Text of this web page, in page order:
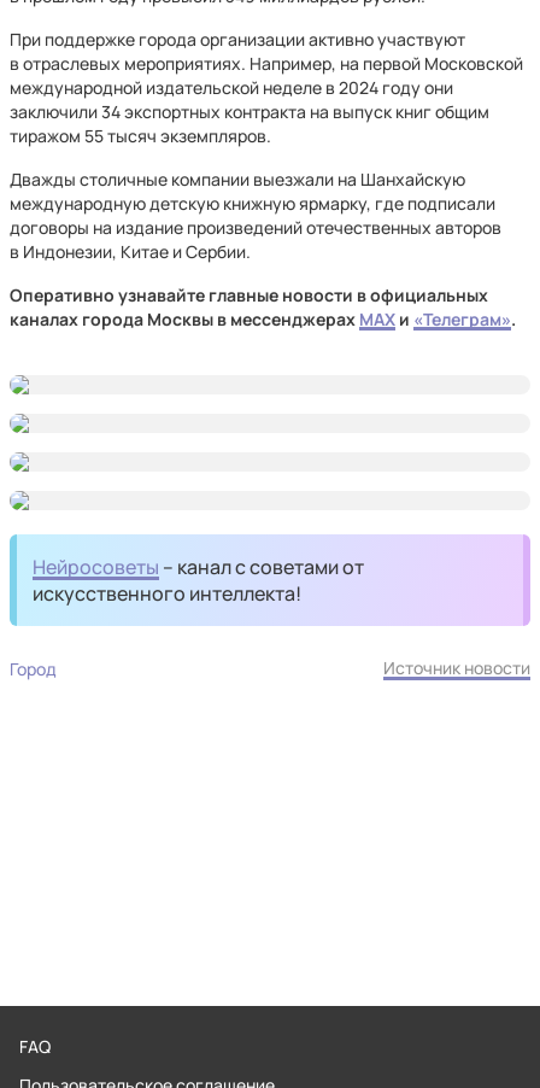
При поддержке города организации активно участвуют
в отраслевых мероприятиях. Например, на первой Московской
международной издательской неделе в 2024 году они
заключили 34 экспортных контракта на выпуск книг общим
тиражом 55 тысяч экземпляров.
Дважды столичные компании выезжали на Шанхайскую
международную детскую книжную ярмарку, где подписали
договоры на издание произведений отечественных авторов
в Индонезии, Китае и Сербии.
Оперативно узнавайте главные новости в официальных
каналах города Москвы в мессенджерах MAX и «Телеграм».
Нейросоветы – канал с советами от
искусственного интеллекта!
Город Источник новости
FAQ